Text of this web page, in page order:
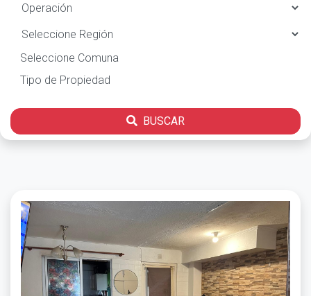
BUSCAR